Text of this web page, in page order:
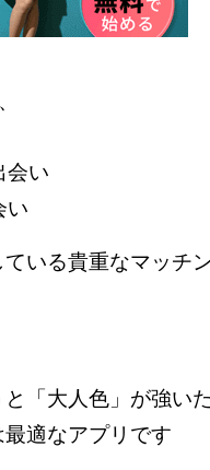
会い
い
いる貴重なマッチ
と「大人色」が強い
最適なアプリです